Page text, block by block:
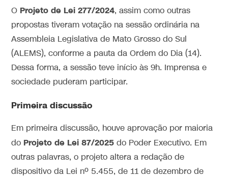
O Projeto de Lei 277/2024, assim como outras
propostas tiveram votação na sessão ordinária na
Assembleia Legislativa de Mato Grosso do Sul
(ALEMS), conforme a pauta da Ordem do Dia (14).
Dessa forma, a sessão teve início às 9h. Imprensa e
sociedade puderam participar.
Primeira discussão
Em primeira discussão, houve aprovação por maioria
do Projeto de Lei 87/2025 do Poder Executivo. Em
outras palavras, o projeto altera a redação de
dispositivo da Lei nº 5.455, de 11 de dezembro de